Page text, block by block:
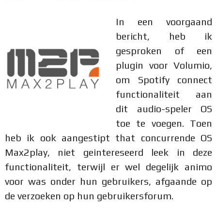
In een voorgaand
bericht, heb ik
gesproken of een
plugin voor Volumio,
om Spotify connect
functionaliteit aan
dit audio-speler OS
toe te voegen. Toen
heb ik ook aangestipt that concurrende OS
Max2play, niet geintereseerd leek in deze
functionaliteit, terwijl er wel degelijk animo
voor was onder hun gebruikers, afgaande op
de verzoeken op hun gebruikersforum.